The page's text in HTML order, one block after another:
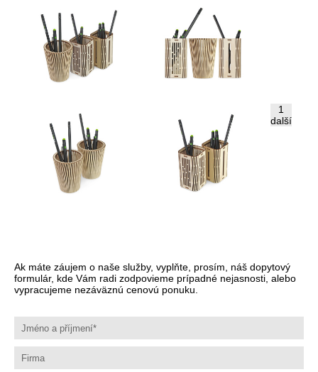
1
další
Ak máte záujem o naše služby, vyplňte, prosím, náš dopytový
formulár, kde Vám radi zodpovieme prípadné nejasnosti, alebo
vypracujeme nezáväznú cenovú ponuku.